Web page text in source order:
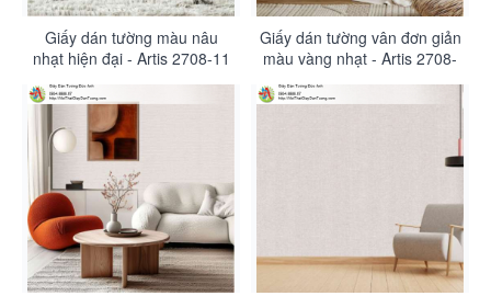
Giấy dán tường màu nâu
nhạt hiện đại - Artis 2708-11
Giấy dán tường vân đơn giản
màu vàng nhạt - Artis 2708-